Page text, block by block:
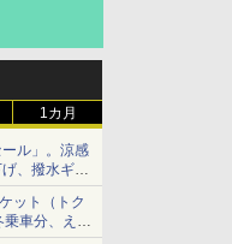
1カ月
ル」。涼感
、撥水ギア
ット（トク
車分、えき